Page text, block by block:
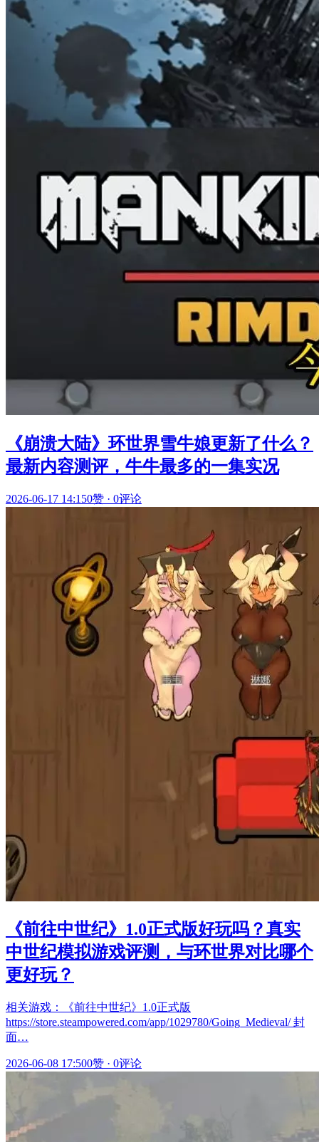
《崩溃大陆》环世界雪牛娘更新了什么？
最新内容测评，牛牛最多的一集实况
2026-06-17 14:150赞 · 0评论
《前往中世纪》1.0正式版好玩吗？真实
中世纪模拟游戏评测，与环世界对比哪个
更好玩？
相关游戏：《前往中世纪》1.0正式版
https://store.steampowered.com/app/1029780/Going_Medieval/ 封
面…
2026-06-08 17:500赞 · 0评论